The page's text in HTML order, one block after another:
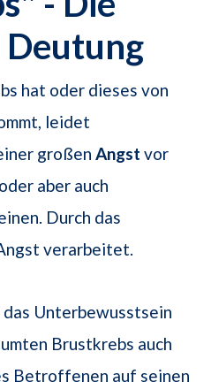
hat oder dieses von
leidet
großen Angst vor
aber auch
Durch das
verarbeitet.
das Unterbewusstsein
Brustkrebs auch
Betroffenen auf seinen